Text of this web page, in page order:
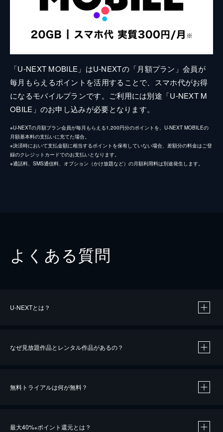
「U-NEXT MOBILE」はU-NEXTの「月額プラン」会員が
毎月もらえるポイントを活用することで、スマホ代がお得
になるモバイルプランです。ご利用には別途「U-NEXT M
OBILE」のお申し込みが必要となります。
※U-NEXTの月額プラン会員が毎月もらえる1,200円分のポイントを、U-NEXT MOBILEの
月額基本料の支払いに充てた場合。
※決済時において支払金額に相当するポイントを保有していない場合、差額分の料金はご登
録のクレジットカードでのお支払いとなります。
※通話料、SMS通信料、オプション（かけ放題など）の月額利用料は別途発生します。
よくある質問
U-NEXTとは？
なぜ見放題作品とレンタル作品があるの？
無料トライアルは何が無料？
最大40%※ポイント還元とは？